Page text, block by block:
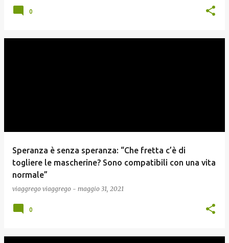
0
Speranza è senza speranza: “Che fretta c’è di
togliere le mascherine? Sono compatibili con una vita
normale”
viaggrego viaggrego - maggio 31, 2021
0